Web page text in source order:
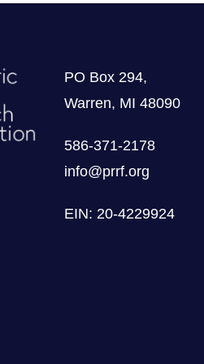
PO Box 294,
Warren, MI 48090
586-371-2178
info@prrf.org
EIN: 20-4229924